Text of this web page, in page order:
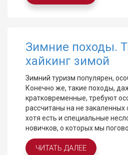
Зимние походы.
хайкинг зимой
Зимний туризм популярен,
Конечно же, такие походы,
кратковременные, требуют
рассчитаны на не
хотя есть и специальные
новичков, о которых мы
ЧИТАТЬ ДАЛЕЕ